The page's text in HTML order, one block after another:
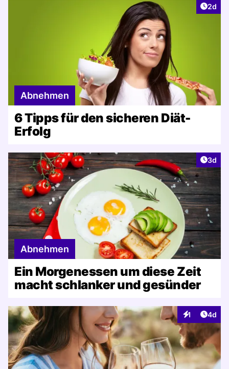
2d
Abnehmen
6 Tipps für den sicheren Diät-
Erfolg
3d
Abnehmen
Ein Morgenessen um diese Zeit
macht schlanker und gesünder
1
Interaktionen
4d